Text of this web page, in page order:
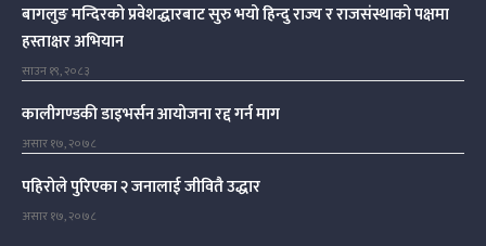
बागलुङ मन्दिरको प्रवेशद्धारबाट सुरु भयो हिन्दु राज्य र राजसंस्थाको पक्षमा
हस्ताक्षर अभियान
साउन १९, २०८३
कालीगण्डकी डाइभर्सन आयोजना रद्द गर्न माग
असार १७, २०७८
पहिरोले पुरिएका २ जनालाई जीवितै उद्धार
असार १७, २०७८